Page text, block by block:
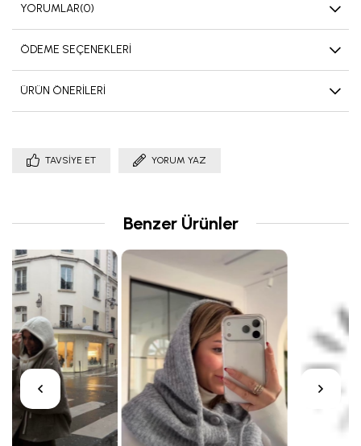
YORUMLAR(0)
ÖDEME SEÇENEKLERI
ÜRÜN ÖNERILERI
TAVSIYE ET YORUM YAZ
Benzer Ürünler